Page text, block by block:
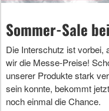
Sommer-Sale
Die Interschutz ist vorbei,
wir die Messe-Preise!
unserer Produkte stark
sein konnte, bekommt
noch einmal die Chance.